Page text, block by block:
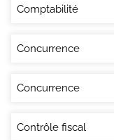
Comptabilité
Concurrence
Concurrence
Contrôle fiscal